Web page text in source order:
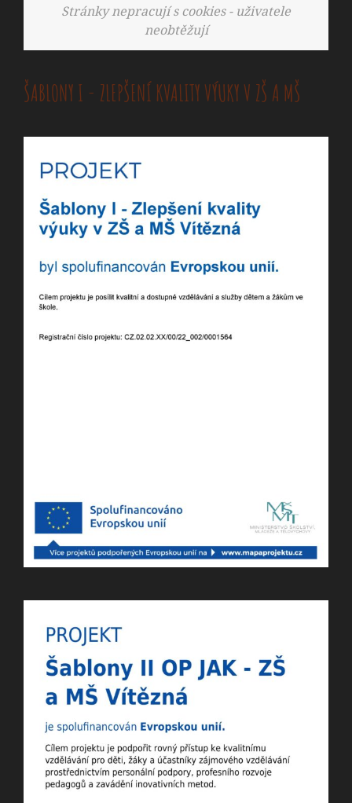
Stránky nepracují s cookies - uživatele
neobtěžují
ŠABLONY I - ZLEPŠENÍ KVALITY VÝUKY V ZŠ A MŠ